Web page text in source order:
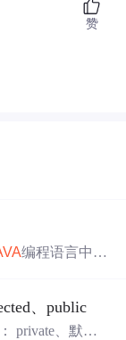
赞
编程语言中是
类很相似，但
和方法。接口
、public
private、默认